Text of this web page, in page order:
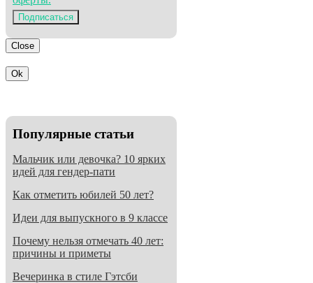
Подписаться
Close
Ok
Популярные статьи
Мальчик или девочка? 10 ярких
идей для гендер-пати
Как отметить юбилей 50 лет?
Идеи для выпускного в 9 классе
Почему нельзя отмечать 40 лет:
причины и приметы
Вечеринка в стиле Гэтсби